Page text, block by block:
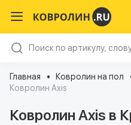
Главная Ковролин на пол
Ковролин Axis
Ковролин Axis в